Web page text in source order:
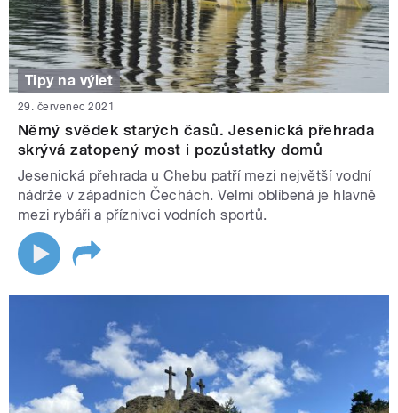
Tipy na výlet
29. červenec 2021
Němý svědek starých časů. Jesenická přehrada
skrývá zatopený most i pozůstatky domů
Jesenická přehrada u Chebu patří mezi největší vodní
nádrže v západních Čechách. Velmi oblíbená je hlavně
mezi rybáři a příznivci vodních sportů.